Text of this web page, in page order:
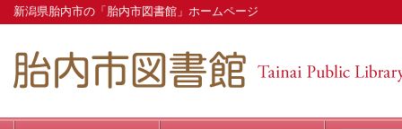
新潟県胎内市の「胎内市図書館」ホームページ